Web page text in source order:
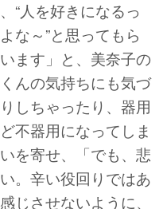
“人を好きになるっ
な～”と思ってもら
ます」と、美奈子の
んの気持ちにも気づ
しちゃったり、器用
不器用になってしま
を寄せ、「でも、悲
。辛い役回りではあ
じさせないように、